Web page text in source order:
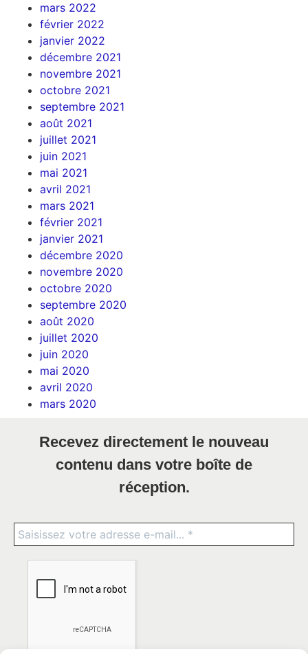
mars 2022
février 2022
janvier 2022
décembre 2021
novembre 2021
octobre 2021
septembre 2021
août 2021
juillet 2021
juin 2021
mai 2021
avril 2021
mars 2021
février 2021
janvier 2021
décembre 2020
novembre 2020
octobre 2020
septembre 2020
août 2020
juillet 2020
juin 2020
mai 2020
avril 2020
mars 2020
Recevez directement le nouveau
contenu dans votre boîte de
réception.